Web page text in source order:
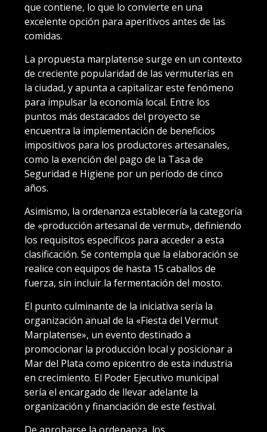
que contiene, lo que lo convierte en una
excelente opción para aperitivos antes de las
comidas.
La propuesta marplatense surge en un contexto
de creciente popularidad de las vermuterías en
la ciudad, y apunta a capitalizar este fenómeno
para impulsar la economía local. Entre los
puntos más destacados del proyecto se
encuentra la implementación de beneficios
impositivos para los productores artesanales,
como la exención del pago de la Tasa de
Seguridad e Higiene por un período de cinco
años.
Asimismo, la ordenanza establecería la categoría
de «producción artesanal de vermut», definiendo
los requisitos específicos para acceder a esta
clasificación. Se contempla que la elaboración se
realice con equipos de hasta 15 caballos de
fuerza, sin incluir la fermentación del mosto.
El punto culminante de la iniciativa sería la
organización anual de la «Fiesta del Vermut
Marplatense», un evento destinado a
promocionar la producción local y posicionar a
Mar del Plata como epicentro de esta industria
en crecimiento. El Poder Ejecutivo municipal
sería el encargado de llevar adelante la
organización y financiación de este festival.